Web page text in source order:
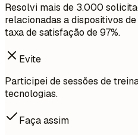
Resolvi mais de 3.000
relacionadas a dispositivos
taxa de satisfação de 97%.
Evite
Participei de sessões de
tecnologias.
Faça assim